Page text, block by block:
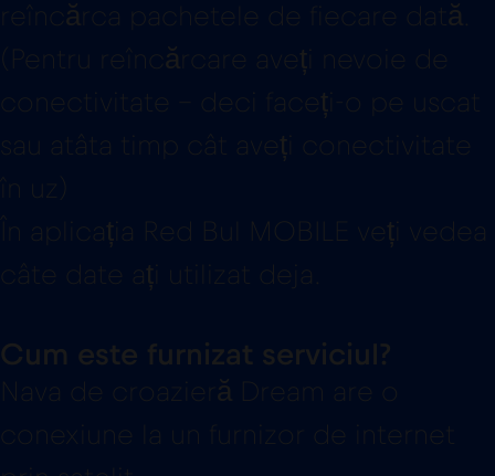
reîncărca pachetele de fiecare dată.
(Pentru reîncărcare aveți nevoie de
conectivitate – deci faceți-o pe uscat
sau atâta timp cât aveți conectivitate
În aplicația Red Bul MOBILE veți vedea
câte date ați utilizat deja.
Cum este furnizat serviciul?
Nava de croazieră Dream are o
conexiune la un furnizor de internet